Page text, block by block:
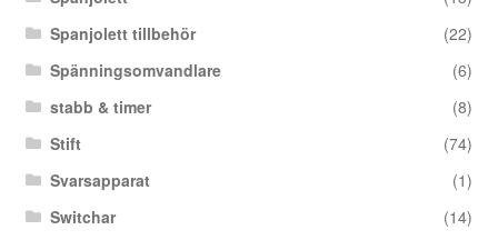
Spanjolett tillbehör
(22)
Spänningsomvandlare
(6)
stabb & timer
(8)
Stift
(74)
Svarsapparat
(1)
Switchar
(14)